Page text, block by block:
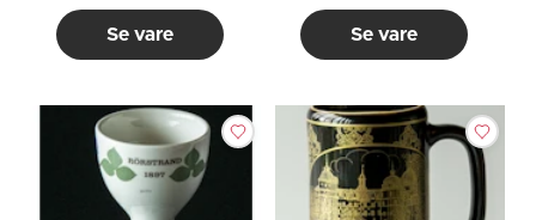
Se vare Se vare